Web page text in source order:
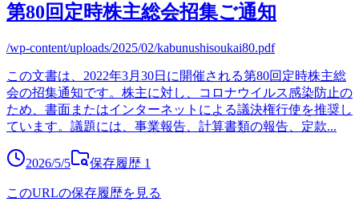
第80回定時株主総会招集ご通知
/wp-content/uploads/2025/02/kabunushisoukai80.pdf
この文書は、2022年3月30日に開催される第80回定時株主総
会の招集通知です。株主に対し、コロナウイルス感染防止の
ため、書面またはインターネットによる議決権行使を推奨し
ています。議題には、事業報告、計算書類の報告、定款...
2026/5/5 保存履歴 1
このURLの保存履歴を見る